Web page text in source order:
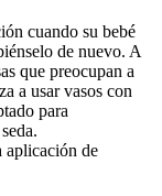
cuando su bebé
de nuevo. A
que preocupan a
a usar vasos con
para
aplicación de